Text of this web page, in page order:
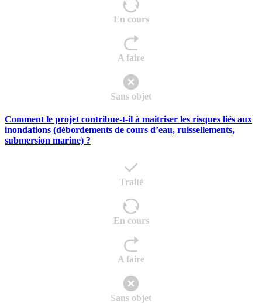
En cours
A faire
Sans objet
Comment le projet contribue-t-il à maitriser les risques liés aux
inondations (débordements de cours d’eau, ruissellements,
submersion marine) ?
Traité
En cours
A faire
Sans objet